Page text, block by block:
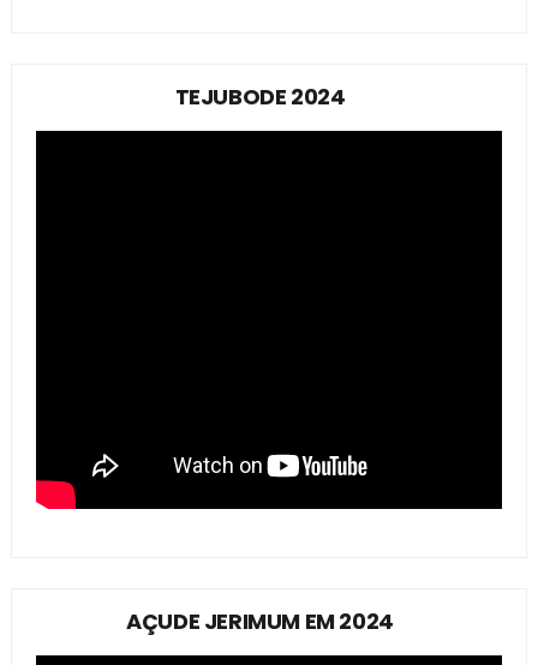
TEJUBODE 2024
AÇUDE JERIMUM EM 2024